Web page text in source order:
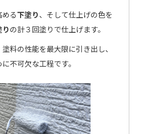
る下塗り、そして仕上げの色を
の計３回塗りで仕上げます。
料の性能を最大限に引き出し、
不可欠な工程です。